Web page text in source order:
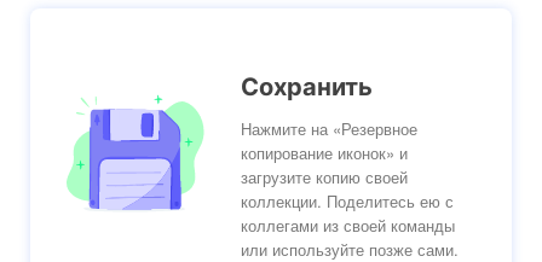
Сохранить
Нажмите на «Резервное
копирование иконок» и
загрузите копию своей
коллекции. Поделитесь ею с
коллегами из своей команды
или используйте позже сами.